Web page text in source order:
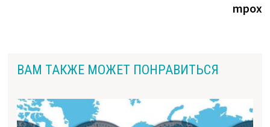
mpox
ВАМ ТАКЖЕ МОЖЕТ ПОНРАВИТЬСЯ